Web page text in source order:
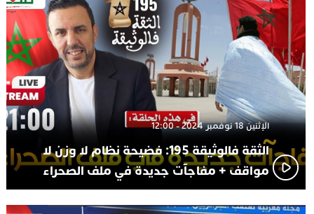
الإثنين 18 نوفمبر 2024 - 12:00
الثقة فالوثيقة 195: فضيحة نظام لا وزن لا
مواقف + مفاجآت جديدة في ملف الصحراء